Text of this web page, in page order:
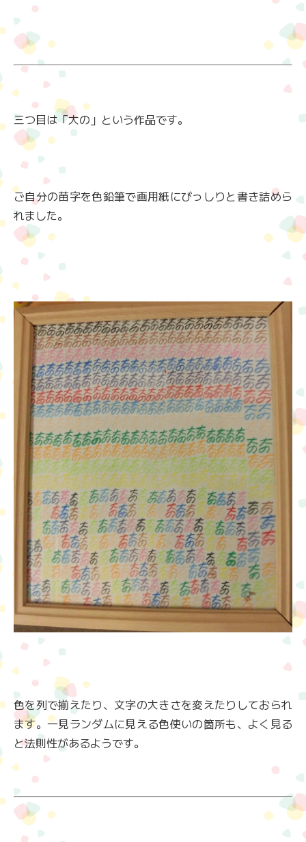
三つ目は「大の」という作品です。
ご自分の苗字を色鉛筆で画用紙にびっしりと書き詰めら
れました。
色を列で揃えたり、文字の大きさを変えたりしておられ
ます。一見ランダムに見える色使いの箇所も、よく見る
と法則性があるようです。